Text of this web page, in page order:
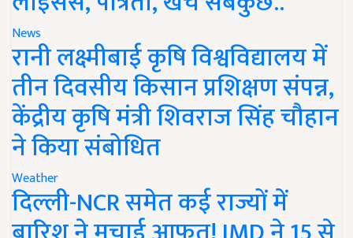
News
रानी लक्ष्मीबाई कृषि विश्वविद्यालय में
तीन दिवसीय किसान प्रशिक्षण संपन्न,
केंद्रीय कृषि मंत्री शिवराज सिंह चौहान
ने किया संबोधित
Weather
दिल्ली-NCR समेत कई राज्यों में